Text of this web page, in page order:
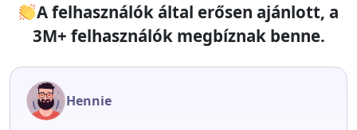
A felhasználók által erősen ajánlott, a
3M+ felhasználók megbíznak benne.
Hennie